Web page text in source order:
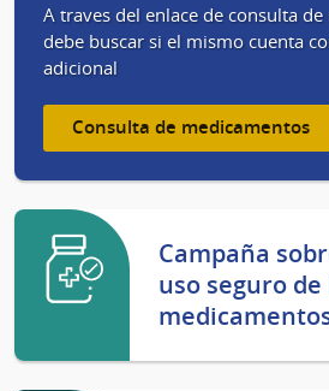
A traves del enlace de consulta
debe buscar si el mismo cuenta
adicional
Consulta de medicamentos
Campaña
uso seguro de